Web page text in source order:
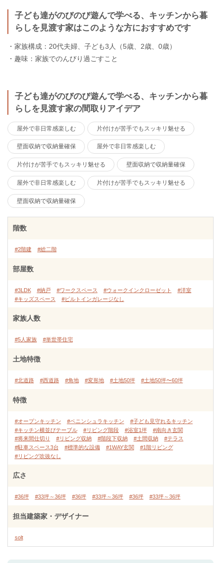
子ども達がのびのび遊んで学べる、キッチンから暮
らしを見渡す家はこのような方におすすめです
・家族構成：20代夫婦、子ども3人（5歳、2歳、0歳）
・趣味：家族でのんびり過ごすこと
子ども達がのびのび遊んで学べる、キッチンから暮
らしを見渡す家の間取りアイデア
屋外で非日常感楽しむ 片付けが苦手でもスッキリ魅せる
壁面収納で収納量確保 屋外で非日常感楽しむ
片付けが苦手でもスッキリ魅せる 壁面収納で収納量確保
屋外で非日常感楽しむ 片付けが苦手でもスッキリ魅せる
壁面収納で収納量確保
階数
#2階建 #総二階
部屋数
#3LDK #納戸 #ワークスペース #ウォークインクローゼット
#洋室
#キッズスペース
#ビルトインガレージなし
家族人数
#5人家族 #単世帯住宅
土地特徴
#北道路 #西道路 #角地 #変形地 #土地50坪 #土地50坪〜60坪
特徴
#オープンキッチン #ペニンシュラキッチン
#子ども見守れるキッチン
#キッチン横並びテーブル
#リビング階段 #浴室1坪
#南向き玄関
#将来間仕切り
#リビング収納 #階段下収納 #土間収納
#テラス
#駐車スペース3台
#標準的な設備 #1WAY玄関
#1階リビング
#リビング吹抜なし
広さ
#36坪 #33坪～36坪 #36坪 #33坪～36坪 #36坪 #33坪～36坪
担当建築家・デザイナー
solt